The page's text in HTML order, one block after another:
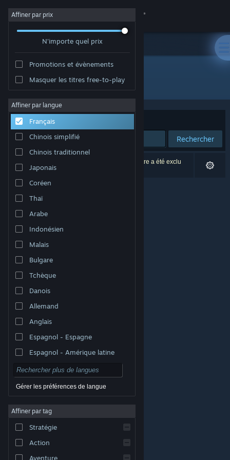
Se connecter
Magasin
À propos
Support
Changer la langue
Télécharger l'application mobile Steam
Voir version ordi. du site
© Valve Corporation. Tous droits réservés. Toutes les
titulaires aux États-Unis et dans d'autres pays.
Accessibilité
Remboursements
Affiner par prix
N'importe quel prix
Promotions et évènements
Masquer les titres free-to-play
Affiner par langue
Français
Chinois simplifié
Chinois traditionnel
Japonais
Coréen
Thaï
Arabe
Indonésien
Malais
Bulgare
Tchèque
Danois
Allemand
Anglais
Espagnol - Espagne
Espagnol - Amérique latine
Gérer les préférences de langue
Affiner par tag
Stratégie
Action
Aventure
Développement : Keone
Trier par Pertinence
Rechercher
0 résultats correspondent à votre recherche. 1 titre a été exclu
selon vos préférences.